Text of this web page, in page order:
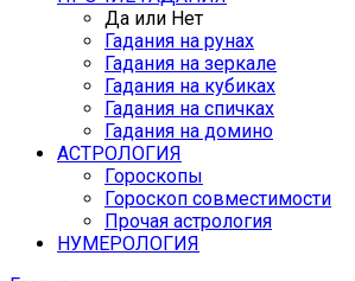
Да или Нет
Гадания на рунах
Гадания на зеркале
Гадания на кубиках
Гадания на спичках
Гадания на домино
АСТРОЛОГИЯ
Гороскопы
Гороскоп cовместимости
Прочая астрология
НУМЕРОЛОГИЯ